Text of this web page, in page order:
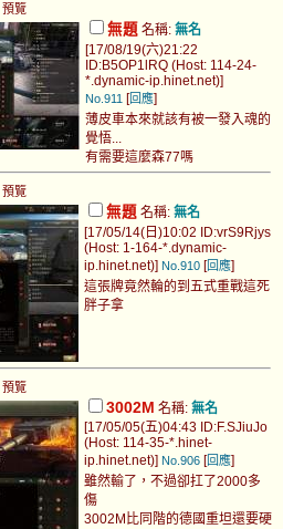
預覽
無題 名稱: 無名
[17/08/19(六)21:22
ID:B5OP1lRQ (Host: 114-24-
*.dynamic-ip.hinet.net)]
No.911 [ 回應]
薄皮車本來就該有被一發入魂的
覺悟...
有需要這麼森77嗎
預覽
無題 名稱: 無名
[17/05/14(日)10:02 ID:vrS9Rjys
(Host: 1-164-*.dynamic-
ip.hinet.net)] No.910 [ 回應]
這張牌竟然輪的到五式重戰這死
胖子拿
預覽
3002M 名稱: 無名
[17/05/05(五)04:43 ID:F.SJiuJo
(Host: 114-35-*.hinet-
ip.hinet.net)] No.906 [ 回應]
雖然輸了，不過卻扛了2000多
傷
3002M比同階的德國重坦還要硬